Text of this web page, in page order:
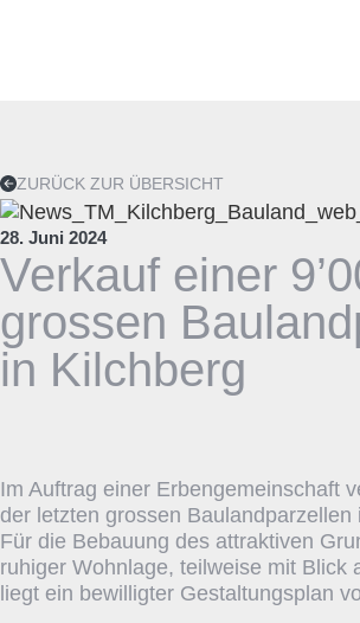
ZURÜCK ZUR ÜBERSICHT
28. Juni 2024
Verkauf einer
grossen
in Kilchberg
Im Auftrag einer Erbengemeinschaft
der letzten grossen Baulandparzellen
Für die Bebauung des attraktiven
ruhiger Wohnlage, teilweise mit Blick
liegt ein bewilligter Gestaltungsplan